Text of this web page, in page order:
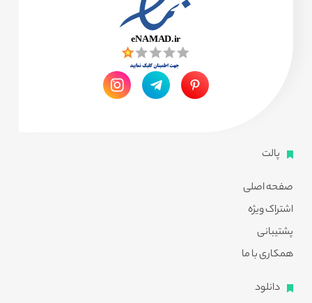
پالت
صفحه اصلی
اشتراک ویژه
پشتیبانی
همکاری با ما
دانلود